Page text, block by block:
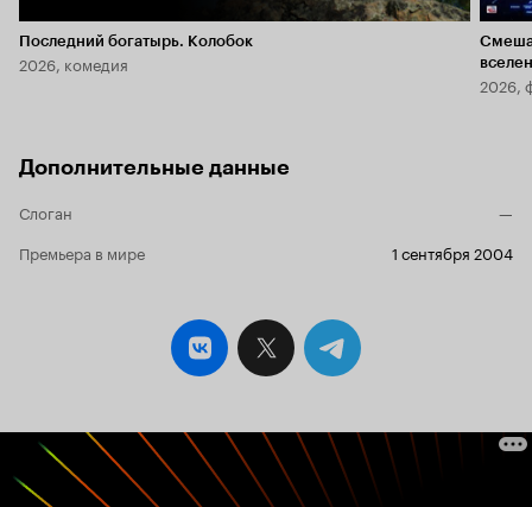
Последний богатырь. Колобок
2026, комедия
2026,
Дополнительные данные
Слоган
—
Премьера в мире
1 сентября 2004